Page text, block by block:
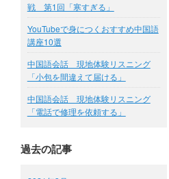
戦 第1回「寒すぎる」
YouTubeで身につくおすすめ中国語
講座10選
中国語会話 現地体験リスニング
「小包を間違えて届ける」
中国語会話 現地体験リスニング
「電話で修理を依頼する」
過去の記事